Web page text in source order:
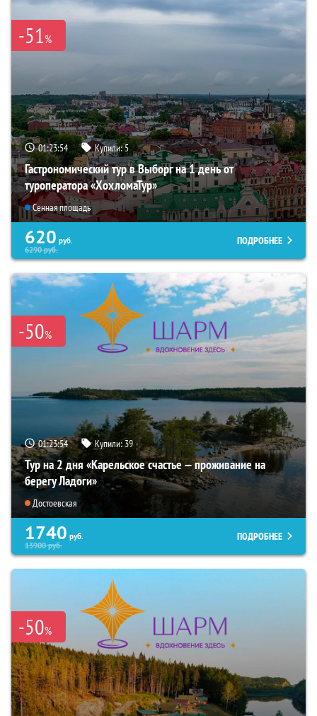
-51%
01:23:53 Купили:5
Гастрономический тур в Выборг на 1 день от
туроператора «ХохломаТур»
Сенная площадь
620 руб.
6290руб.
ПОДРОБНЕЕ
-50%
01:23:53 Купили:39
Тур на 2 дня «Карельское счастье — проживание на
берегу Ладоги»
Достоевская
1740 руб.
13900руб.
ПОДРОБНЕЕ
-50%